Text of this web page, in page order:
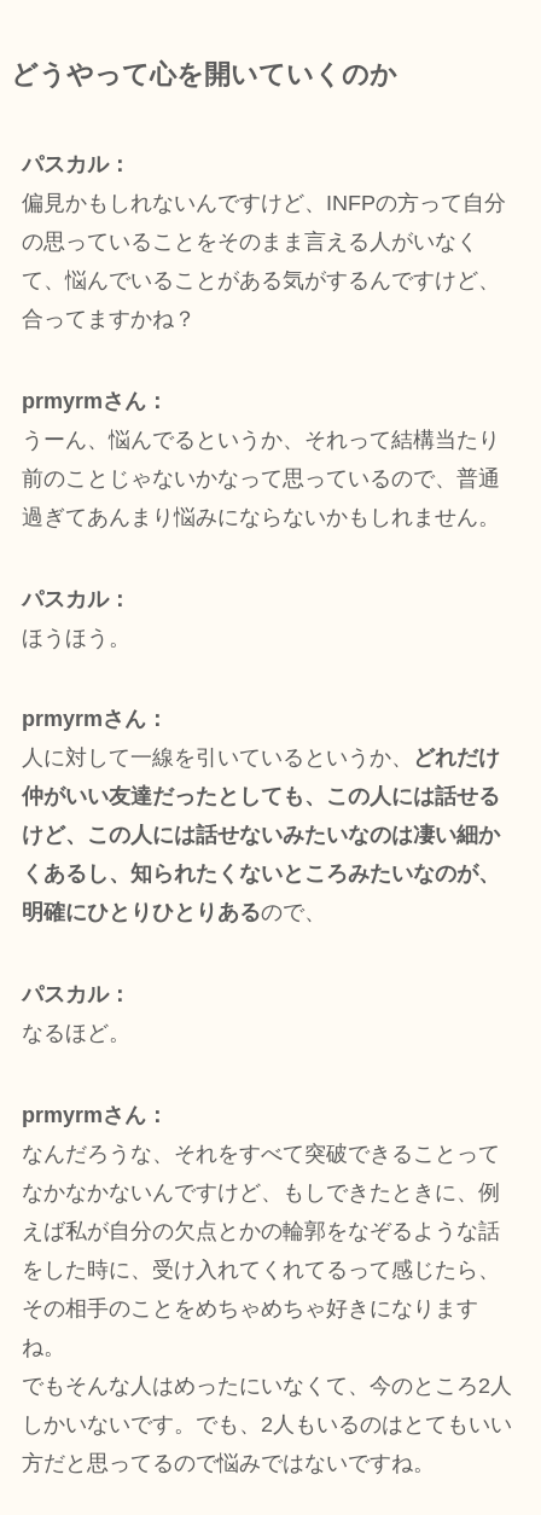
どうやって心を開いていくのか
パスカル：
偏見かもしれないんですけど、INFPの方って自分
の思っていることをそのまま言える人がいなく
て、悩んでいることがある気がするんですけど、
合ってますかね？
prmyrmさん：
うーん、悩んでるというか、それって結構当たり
前のことじゃないかなって思っているので、普通
過ぎてあんまり悩みにならないかもしれません。
パスカル：
ほうほう。
prmyrmさん：
人に対して一線を引いているというか、
どれだけ
仲がいい友達だったとしても、この人には話せる
けど、この人には話せないみたいなのは凄い細か
くあるし、知られたくないところみたいなのが、
明確にひとりひとりあるので、
パスカル：
なるほど。
prmyrmさん：
なんだろうな、それをすべて突破できることって
なかなかないんですけど、もしできたときに、例
えば私が自分の欠点とかの輪郭をなぞるような話
をした時に、受け入れてくれてるって感じたら、
その相手のことをめちゃめちゃ好きになります
ね。
でもそんな人はめったにいなくて、今のところ2人
しかいないです。でも、2人もいるのはとてもいい
方だと思ってるので悩みではないですね。